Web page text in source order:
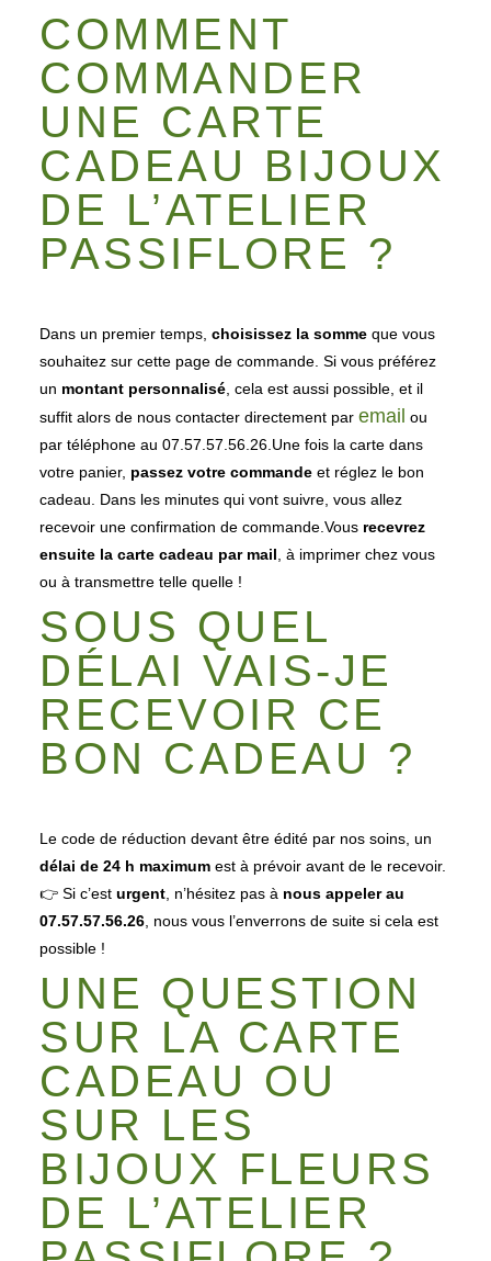
COMMENT
COMMANDER
UNE CARTE
CADEAU BIJOUX
DE L’ATELIER
PASSIFLORE ?
Dans un premier temps, choisissez la somme que vous
souhaitez sur cette page de commande. Si vous préférez
un montant personnalisé , cela est aussi possible, et il
suffit alors de nous contacter directement par email ou
par téléphone au 07.57.57.56.26.Une fois la carte dans
votre panier, passez votre commande et réglez le bon
cadeau. Dans les minutes qui vont suivre, vous allez
recevoir une confirmation de commande.Vous recevrez
ensuite la carte cadeau par mail , à imprimer chez vous
ou à transmettre telle quelle !
SOUS QUEL
DÉLAI VAIS-JE
RECEVOIR CE
BON CADEAU ?
Le code de réduction devant être édité par nos soins, un
délai de 24 h maximum est à prévoir avant de le recevoir.
👉 Si c’est urgent , n’hésitez pas à nous appeler au
07.57.57.56.26 , nous vous l’enverrons de suite si cela est
possible !
UNE QUESTION
SUR LA CARTE
CADEAU OU
SUR LES
BIJOUX FLEURS
DE L’ATELIER